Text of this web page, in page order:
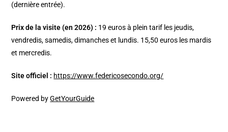
(dernière entrée).
Prix de la visite (en 2026) : 19 euros à plein tarif les jeudis,
vendredis, samedis, dimanches et lundis. 15,50 euros les mardis
et mercredis.
Site officiel : https://www.federicosecondo.org/
Powered byGetYourGuide